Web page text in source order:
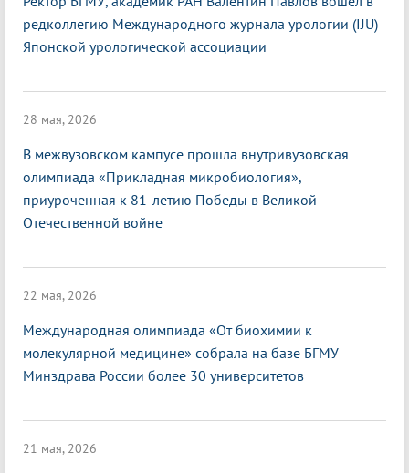
редколлегию Международного журнала урологии (IJU)
Японской урологической ассоциации
28 мая, 2026
В межвузовском кампусе прошла внутривузовская
олимпиада «Прикладная микробиология»,
приуроченная к 81-летию Победы в Великой
Отечественной войне
22 мая, 2026
Международная олимпиада «От биохимии к
молекулярной медицине» собрала на базе БГМУ
Минздрава России более 30 университетов
21 мая, 2026